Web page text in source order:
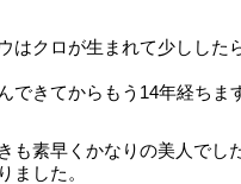
はクロが生まれて少しした
できてからもう14年経ちま
も素早くかなりの美人でし
ました。